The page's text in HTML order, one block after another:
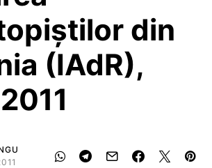
din
(IAdR),